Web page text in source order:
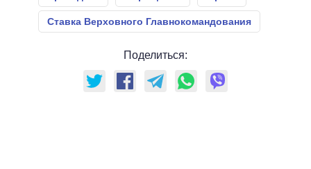
Ставка Верховного Главнокомандования
Поделиться: